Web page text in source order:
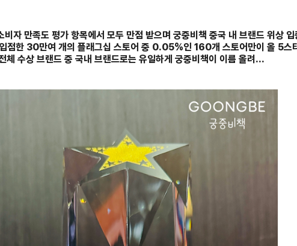
비자 만족도 평가 항목에서 모두 만점 받으며 궁중비책 중국 내 브랜드 위상 입
점한 30만여 개의 플래그십 스토어 중 0.05%인 160개 스토어만이 올 5스
체 수상 브랜드 중 국내 브랜드로는 유일하게 궁중비책이 이름 올려…